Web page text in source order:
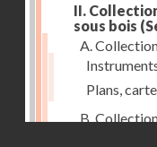
II.
sous bois
A.
Plans,
B.